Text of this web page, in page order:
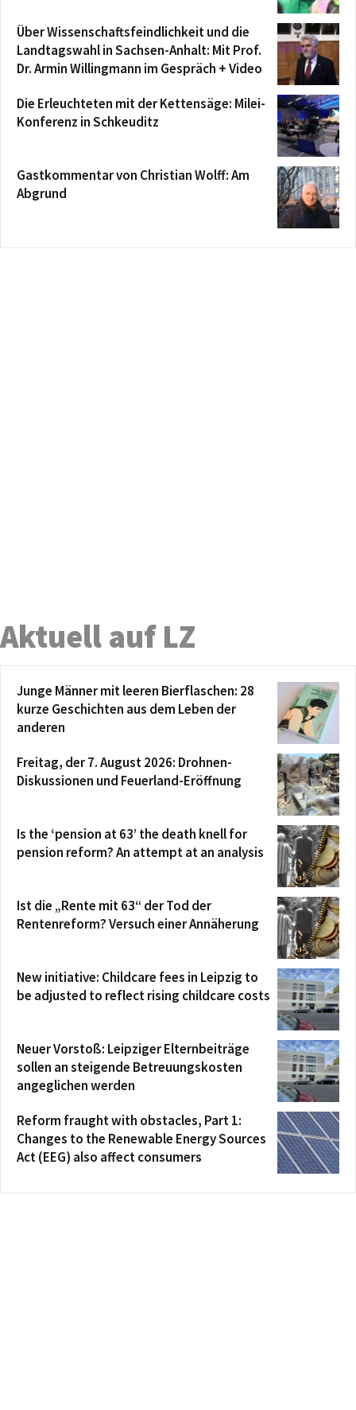
Über Wissenschaftsfeindlichkeit und die
Landtagswahl in Sachsen-Anhalt: Mit Prof.
Dr. Armin Willingmann im Gespräch + Video
Die Erleuchteten mit der Kettensäge: Milei-
Konferenz in Schkeuditz
Gastkommentar von Christian Wolff: Am
Abgrund
Aktuell auf LZ
Junge Männer mit leeren Bierflaschen: 28
kurze Geschichten aus dem Leben der
anderen
Freitag, der 7. August 2026: Drohnen-
Diskussionen und Feuerland-Eröffnung
Is the ‘pension at 63’ the death knell for
pension reform? An attempt at an analysis
Ist die „Rente mit 63“ der Tod der
Rentenreform? Versuch einer Annäherung
New initiative: Childcare fees in Leipzig to
be adjusted to reflect rising childcare costs
Neuer Vorstoß: Leipziger Elternbeiträge
sollen an steigende Betreuungskosten
angeglichen werden
Reform fraught with obstacles, Part 1:
Changes to the Renewable Energy Sources
Act (EEG) also affect consumers